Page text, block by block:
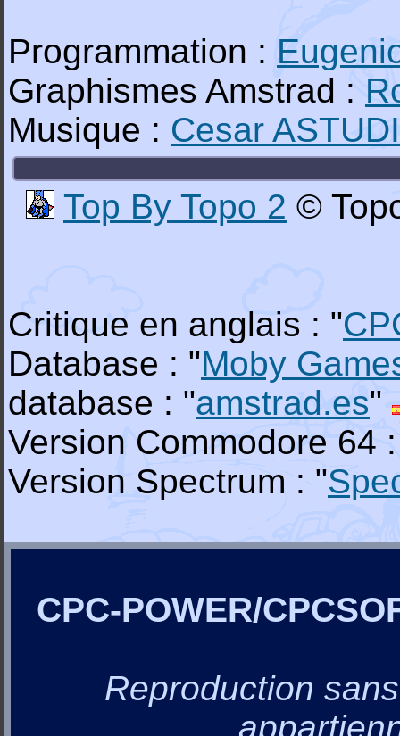
Programmation :
Graphismes Amstrad :
Musique : Cesar
Top By Topo 2 ©
Critique en anglais : "
Database : "Moby
database : "amstrad.es"
Version Commodore 64
Version Spectrum : "
CPC-POWER/
Reproduction